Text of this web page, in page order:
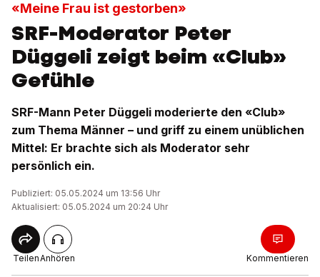
«Meine Frau ist gestorben»
SRF-Moderator Peter
Düggeli zeigt beim «Club»
Gefühle
SRF-Mann Peter Düggeli moderierte den «Club»
zum Thema Männer – und griff zu einem unüblichen
Mittel: Er brachte sich als Moderator sehr
persönlich ein.
Publiziert: 05.05.2024 um 13:56 Uhr
Aktualisiert: 05.05.2024 um 20:24 Uhr
TeilenAnhören Kommentieren